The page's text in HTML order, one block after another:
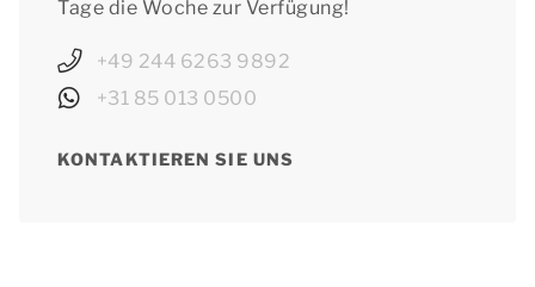
Tage die Woche zur Verfügung!
+49 244 6263 9892
+31 85 013 0500
KONTAKTIEREN SIE UNS